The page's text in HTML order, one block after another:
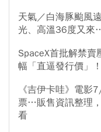
天氣／白海豚颱風
光、高溫36度又來
SpaceX首批解禁賣
幅「直逼發行價」
《吉伊卡哇》電
票…販售資訊整理
看